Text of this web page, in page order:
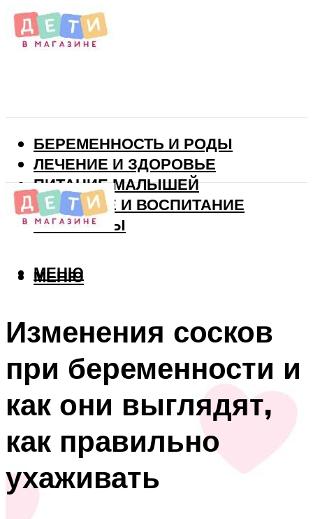
БЕРЕМЕННОСТЬ И РОДЫ
ЛЕЧЕНИЕ И ЗДОРОВЬЕ
ПИТАНИЕ МАЛЫШЕЙ
РАЗВИТИЕ И ВОСПИТАНИЕ
ВИТАМИНЫ
МЕНЮ
МЕНЮ
Изменения сосков
при беременности и
как они выглядят,
как правильно
ухаживать